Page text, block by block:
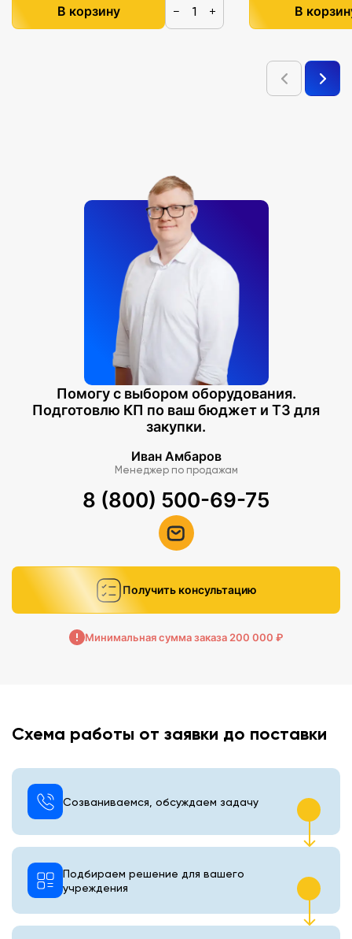
В корзину − + В
Помогу с выбором оборудования.
Подготовлю КП по ваш бюджет и ТЗ для
закупки.
Иван Амбаров
Менеджер по продажам
8 (800) 500-69-75
Получить консультацию
Минимальная сумма заказа 200 000 ₽
Схема работы от заявки до поставки
Созваниваемся, обсуждаем задачу
Подбираем решение для вашего
учреждения